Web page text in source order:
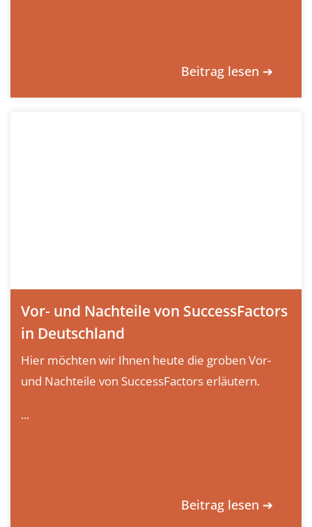
Beitrag lesen ➔
Vor- und Nachteile von SuccessFactors
in Deutschland
Hier möchten wir Ihnen heute die groben Vor-
und Nachteile von SuccessFactors erläutern.
...
Beitrag lesen ➔